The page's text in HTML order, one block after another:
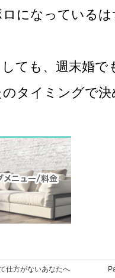
になっているは
ても、週末婚
タイミングで
仕方がないあなたへ